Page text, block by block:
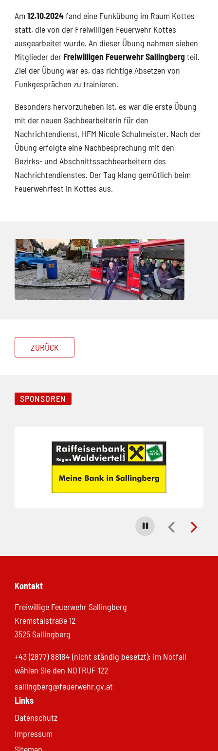
Am12.10.2024fand eine Funkübung im Raum Kottes
statt, die von der Freiwilligen Feuerwehr Kottes
ausgearbeitet wurde. An dieser Übung nahmen sieben
Mitglieder der Freiwilligen Feuerwehr Sallingbergteil.
Ziel der Übung war es, das richtige Absetzen von
Funkgesprächen zu trainieren.
Besonders hervorzuheben ist, es war die erste Übung
mit der neuen Sachbearbeiterin für den
Nachrichtendienst, HFM Nicole Schulmeister. Nach der
Übung erfolgte eine Nachbesprechung mit den
Bezirks- und Abschnittssachbearbeitern des
Nachrichtendienstes. Der Tag klang gemütlich beim
Feuerwehrfest in Kottes aus.
ZURÜCK
SPONSOREN
Carousel stoppen
Kontakt
Freiwillige Feuerwehr Sallingberg
Kremstalstraße 12
3525 Sallingberg
+43 (2877) 88184 (nicht ständig besetzt); im Notfall
wählen Sie den NOTRUF 122
sallingberg@feuerwehr.gv.at
Links
Datenschutz
Impressum